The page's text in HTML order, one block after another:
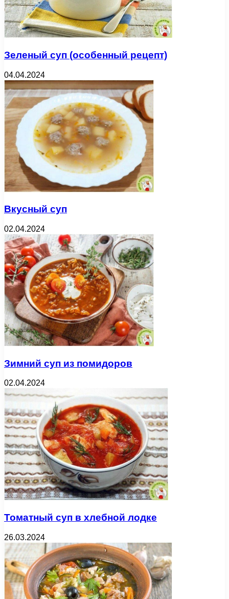
Зеленый суп (особенный рецепт)
04.04.2024
Вкусный суп
02.04.2024
Зимний суп из помидоров
02.04.2024
Томатный суп в хлебной лодке
26.03.2024